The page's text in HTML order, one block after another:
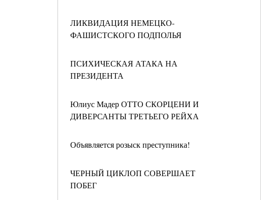
ЛИКВИДАЦИЯ НЕМЕЦКО-
ФАШИСТСКОГО ПОДПОЛЬЯ
ПСИХИЧЕСКАЯ АТАКА НА
ПРЕЗИДЕНТА
Юлиус Мадер ОТТО СКОРЦЕНИ И
ДИВЕРСАНТЫ ТРЕТЬЕГО РЕЙХА
Объявляется розыск преступника!
ЧЕРНЫЙ ЦИКЛОП СОВЕРШАЕТ
ПОБЕГ